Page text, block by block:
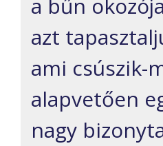
a bűn
azt
ami csúszik-
alapvetően
nagy